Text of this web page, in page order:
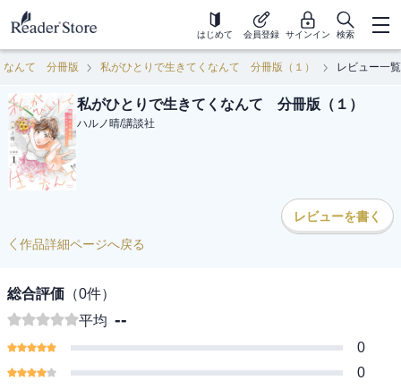
はじめて 会員登録 サインイン 検索
なんて 分冊版 私がひとりで生きてくなんて 分冊版（１） レビュー一覧
私がひとりで生きてくなんて 分冊版（１）
ハルノ晴/講談社
レビューを書く
作品詳細ページへ戻る
総合評価 （0件）
平均 --
0
0